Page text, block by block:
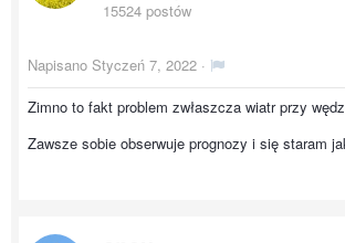
15524 postów
Napisano Styczeń 7, 2022 ·
Zimno to fakt problem zwłaszcza wiatr przy
Zawsze sobie obserwuje prognozy i się staram